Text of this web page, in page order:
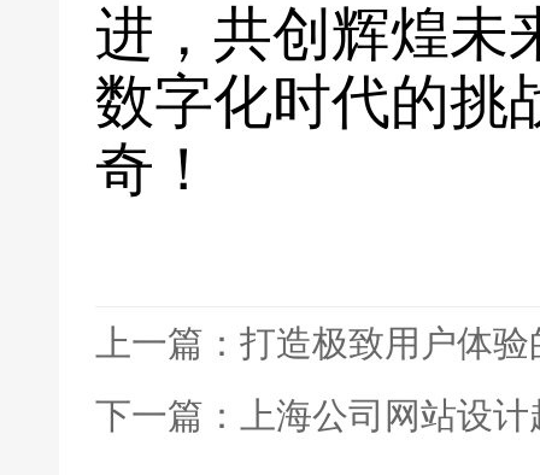
进，共创辉煌未
数字化时代的挑
奇！
上一篇：打造极致用户体
下一篇：上海公司网站设